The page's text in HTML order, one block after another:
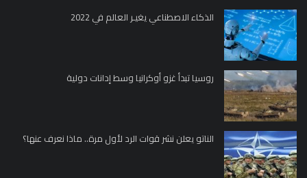
الذكاء الاصطناعي يغيـر العالم في 2022
روسيا تبدأ غزو أوكرانيا وسط إدانات دولية
الناتو يعلن نشر قوات الرد لأول مرة.. ماذا نعرف عنها؟